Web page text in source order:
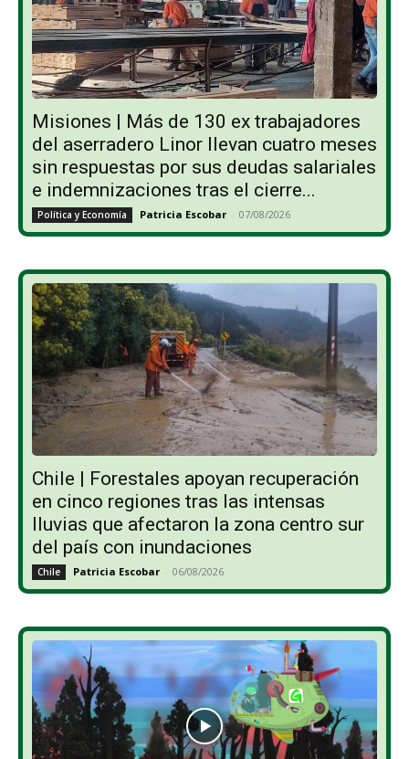
Misiones | Más de 130 ex trabajadores
del aserradero Linor llevan cuatro meses
sin respuestas por sus deudas salariales
e indemnizaciones tras el cierre...
Política y Economía Patricia Escobar - 07/08/2026
Chile | Forestales apoyan recuperación
en cinco regiones tras las intensas
lluvias que afectaron la zona centro sur
del país con inundaciones
Chile Patricia Escobar - 06/08/2026